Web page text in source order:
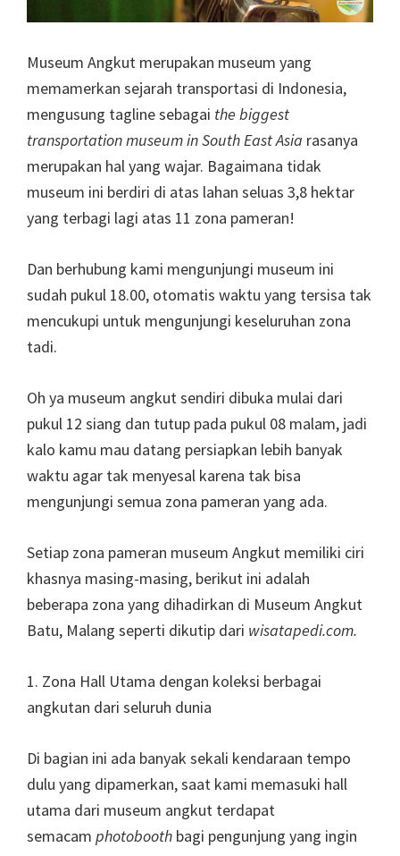
Museum Angkut merupakan museum yang
memamerkan sejarah transportasi di Indonesia,
mengusung tagline sebagai the biggest
transportation museum in South East Asia rasanya
merupakan hal yang wajar. Bagaimana tidak
museum ini berdiri di atas lahan seluas 3,8 hektar
yang terbagi lagi atas 11 zona pameran!
Dan berhubung kami mengunjungi museum ini
sudah pukul 18.00, otomatis waktu yang tersisa tak
mencukupi untuk mengunjungi keseluruhan zona
tadi.
Oh ya museum angkut sendiri dibuka mulai dari
pukul 12 siang dan tutup pada pukul 08 malam, jadi
kalo kamu mau datang persiapkan lebih banyak
waktu agar tak menyesal karena tak bisa
mengunjungi semua zona pameran yang ada.
Setiap zona pameran museum Angkut memiliki ciri
khasnya masing-masing, berikut ini adalah
beberapa zona yang dihadirkan di Museum Angkut
Batu, Malang seperti dikutip dari wisatapedi.com.
1. Zona Hall Utama dengan koleksi berbagai
angkutan dari seluruh dunia
Di bagian ini ada banyak sekali kendaraan tempo
dulu yang dipamerkan, saat kami memasuki hall
utama dari museum angkut terdapat
semacam photobooth bagi pengunjung yang ingin